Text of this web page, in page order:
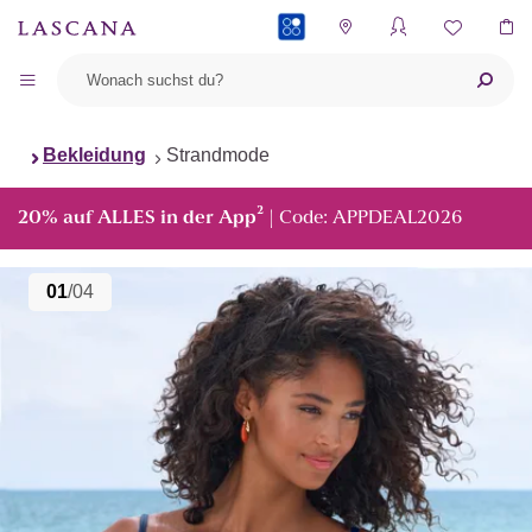
Bekleidung Strandmode
20% auf ALLES in der App² | Code: APPDEAL2026
01/04